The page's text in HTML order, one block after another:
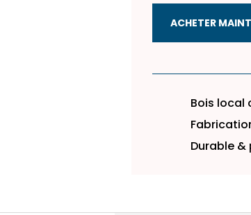
ACHETER
Bois local
Durable